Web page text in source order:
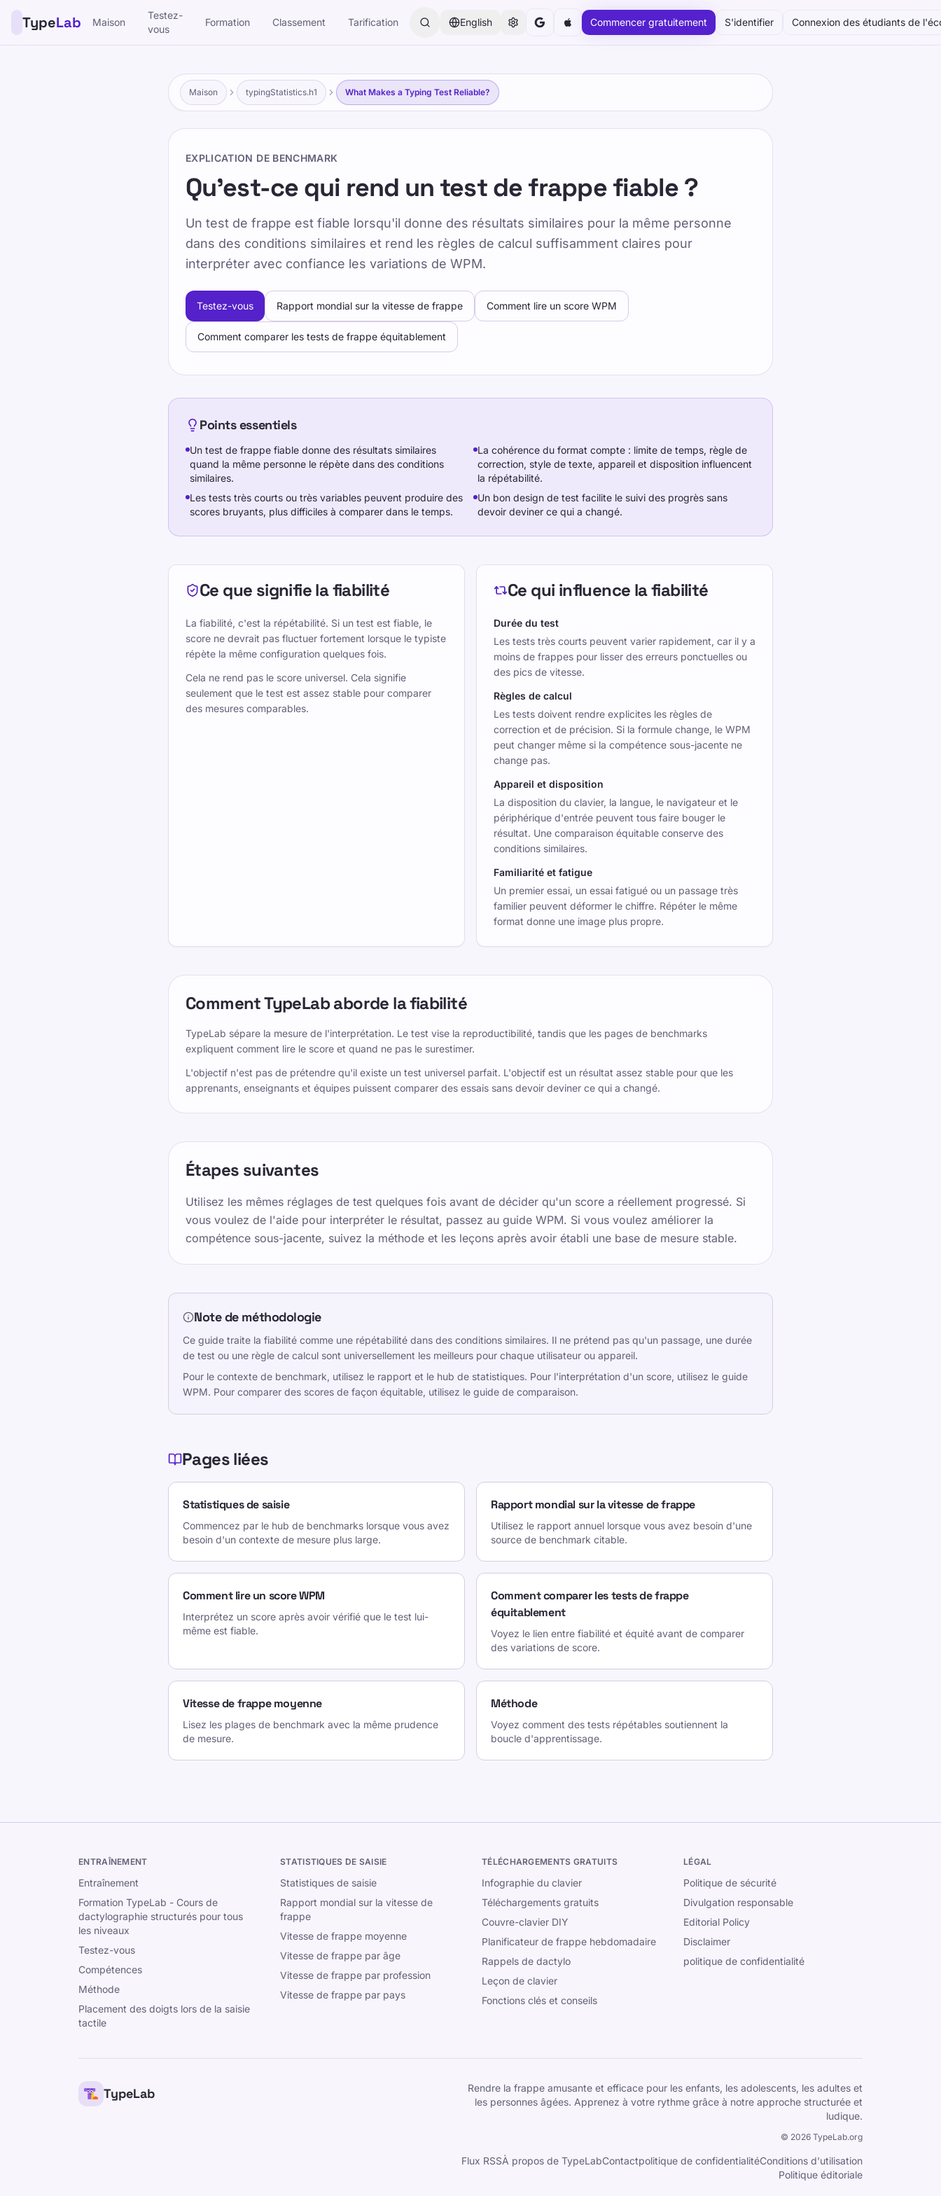
TypeLab Maison
Testez-
vous
Formation Classement Tarification English Commencer gratuitement S'identifier Connexion des étudiants de
Maison typingStatistics.h1 What Makes a Typing Test Reliable?
EXPLICATION DE BENCHMARK
Qu'est-ce qui rend un test de frappe fiable ?
Un test de frappe est fiable lorsqu'il donne des résultats similaires pour la même personne
dans des conditions similaires et rend les règles de calcul suffisamment claires pour
interpréter avec confiance les variations de WPM.
Testez-vous Rapport mondial sur la vitesse de frappe Comment lire un score WPM
Comment comparer les tests de frappe équitablement
Points essentiels
Un test de frappe fiable donne des résultats similaires
quand la même personne le répète dans des conditions
similaires.
La cohérence du format compte : limite de temps, règle de
correction, style de texte, appareil et disposition influencent
la répétabilité.
Les tests très courts ou très variables peuvent produire des
scores bruyants, plus difficiles à comparer dans le temps.
Un bon design de test facilite le suivi des progrès sans
devoir deviner ce qui a changé.
Ce que signifie la fiabilité
La fiabilité, c'est la répétabilité. Si un test est fiable, le
score ne devrait pas fluctuer fortement lorsque le typiste
répète la même configuration quelques fois.
Cela ne rend pas le score universel. Cela signifie
seulement que le test est assez stable pour comparer
des mesures comparables.
Ce qui influence la fiabilité
Durée du test
Les tests très courts peuvent varier rapidement, car il y a
moins de frappes pour lisser des erreurs ponctuelles ou
des pics de vitesse.
Règles de calcul
Les tests doivent rendre explicites les règles de
correction et de précision. Si la formule change, le WPM
peut changer même si la compétence sous-jacente ne
change pas.
Appareil et disposition
La disposition du clavier, la langue, le navigateur et le
périphérique d'entrée peuvent tous faire bouger le
résultat. Une comparaison équitable conserve des
conditions similaires.
Familiarité et fatigue
Un premier essai, un essai fatigué ou un passage très
familier peuvent déformer le chiffre. Répéter le même
format donne une image plus propre.
Comment TypeLab aborde la fiabilité
TypeLab sépare la mesure de l'interprétation. Le test vise la reproductibilité, tandis que les pages de benchmarks
expliquent comment lire le score et quand ne pas le surestimer.
L'objectif n'est pas de prétendre qu'il existe un test universel parfait. L'objectif est un résultat assez stable pour que les
apprenants, enseignants et équipes puissent comparer des essais sans devoir deviner ce qui a changé.
Étapes suivantes
Utilisez les mêmes réglages de test quelques fois avant de décider qu'un score a réellement progressé. Si
vous voulez de l'aide pour interpréter le résultat, passez au guide WPM. Si vous voulez améliorer la
compétence sous-jacente, suivez la méthode et les leçons après avoir établi une base de mesure stable.
Note de méthodologie
Ce guide traite la fiabilité comme une répétabilité dans des conditions similaires. Il ne prétend pas qu'un passage, une durée
de test ou une règle de calcul sont universellement les meilleurs pour chaque utilisateur ou appareil.
Pour le contexte de benchmark, utilisez le rapport et le hub de statistiques. Pour l'interprétation d'un score, utilisez le guide
WPM. Pour comparer des scores de façon équitable, utilisez le guide de comparaison.
Pages liées
Statistiques de saisie
Commencez par le hub de benchmarks lorsque vous avez
besoin d'un contexte de mesure plus large.
Rapport mondial sur la vitesse de frappe
Utilisez le rapport annuel lorsque vous avez besoin d'une
source de benchmark citable.
Comment lire un score WPM
Interprétez un score après avoir vérifié que le test lui-
même est fiable.
Comment comparer les tests de frappe
équitablement
Voyez le lien entre fiabilité et équité avant de comparer
des variations de score.
Vitesse de frappe moyenne
Lisez les plages de benchmark avec la même prudence
de mesure.
Méthode
Voyez comment des tests répétables soutiennent la
boucle d'apprentissage.
ENTRAÎNEMENT
Entraînement
Formation TypeLab - Cours de
dactylographie structurés pour tous
les niveaux
Testez-vous
Compétences
Méthode
Placement des doigts lors de la saisie
tactile
STATISTIQUES DE SAISIE
Statistiques de saisie
Rapport mondial sur la vitesse de
frappe
Vitesse de frappe moyenne
Vitesse de frappe par âge
Vitesse de frappe par profession
Vitesse de frappe par pays
TÉLÉCHARGEMENTS GRATUITS
Infographie du clavier
Téléchargements gratuits
Couvre-clavier DIY
Planificateur de frappe hebdomadaire
Rappels de dactylo
Leçon de clavier
Fonctions clés et conseils
LÉGAL
Politique de sécurité
Divulgation responsable
Editorial Policy
Disclaimer
politique de confidentialité
TypeLab
Rendre la frappe amusante et efficace pour les enfants, les adolescents, les adultes et
les personnes âgées. Apprenez à votre rythme grâce à notre approche structurée et
ludique.
© 2026 TypeLab.org
Flux RSSÀ propos de TypeLabContactpolitique de confidentialitéConditions d'utilisation
Politique éditoriale